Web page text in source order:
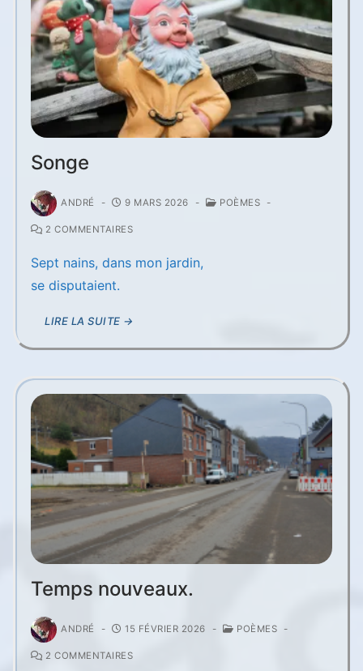
Songe
ANDRÉ - 9 MARS 2026 - POÈMES -
2 COMMENTAIRES
Sept nains, dans mon jardin,
se disputaient.
LIRE LA SUITE →
Temps nouveaux.
ANDRÉ - 15 FÉVRIER 2026 - POÈMES -
2 COMMENTAIRES